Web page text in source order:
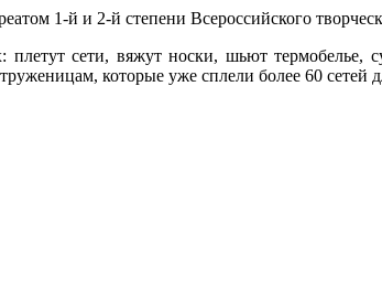
1-й и 2-й степени Всероссийского
плетут сети, вяжут носки, шьют
которые уже сплели более 60 сетей